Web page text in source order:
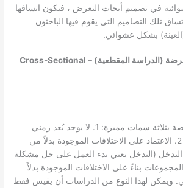
في تصميم أبحاث التعرض ، فيكون اتساقها
تلك التصاميم التي يقوم فيها الباحثون
بشكل عشوائي.
خامساً: الأبحاث المستعرضة (الدراسة المقطعية) – Cross-Sectional
تتميز الأبحاث المستعرضة بثلاثة سمات مميزة: 1. لا يوجد بُعد زمني
(نقطة زمنية محددة) ، 2. الاعتماد على الاختلافات الموجودة بدلاً من
التدخل (التدخل يعني بدء العمل على حل مشكلة
اختيار المجموعات بناءً على الاختلافات الموجودة بدلاً
ويمكن لهذا النوع من الدراسات أن يقيس فقط